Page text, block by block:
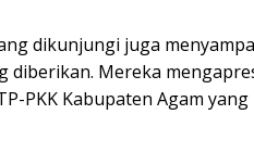
dikunjungi juga
diberikan. Mereka
PKK Kabupaten Agam